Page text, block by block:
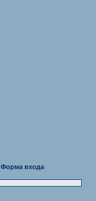
Форма входа